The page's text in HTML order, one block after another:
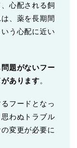
心配される飼
、薬を長期間
う心配に近い
題がないフー
あります。
フードとなっ
わぬトラブル
変更が必要に